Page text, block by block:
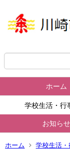
ホーム
学校生活・行
お知らせ
ホーム 学校生活・